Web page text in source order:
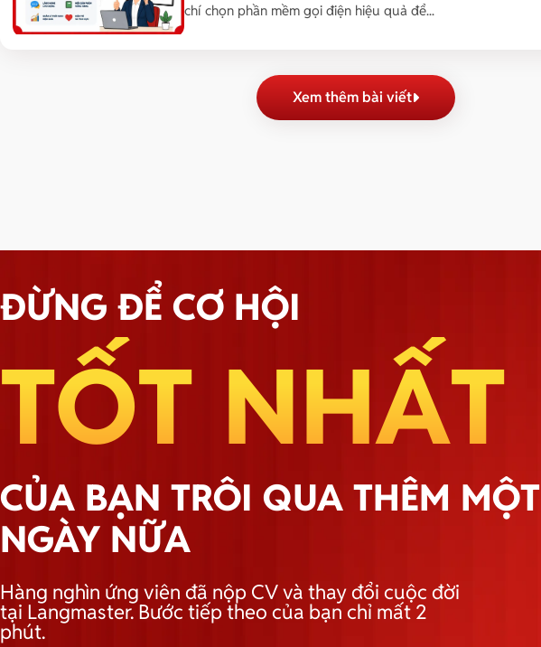
chí chọn phần mềm gọi điện hiệu quả để...
Xem thêm bài viết
ĐỪNG ĐỂ CƠ HỘI
TỐT NHẤT
CỦA BẠN TRÔI QUA THÊM MỘT
NGÀY NỮA
Hàng nghìn ứng viên đã nộp CV và thay đổi cuộc đời
tại Langmaster. Bước tiếp theo của bạn chỉ mất 2
phút.